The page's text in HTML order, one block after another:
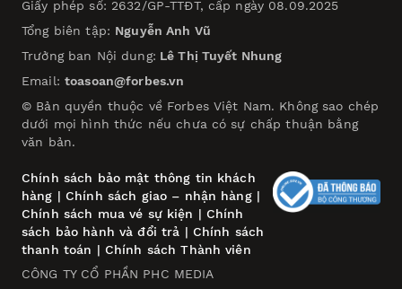
Giấy phép số: 2632/GP-TTĐT, cấp ngày 08.09.2025
Tổng biên tập: Nguyễn Anh Vũ
Trưởng ban Nội dung: Lê Thị Tuyết Nhung
Email: toasoan@forbes.vn
© Bản quyền thuộc về Forbes Việt Nam. Không sao chép
dưới mọi hình thức nếu chưa có sự chấp thuận bằng
văn bản.
Chính sách bảo mật thông tin khách
hàng | Chính sách giao – nhận hàng|
Chính sách mua vé sự kiện | Chính
sách bảo hành và đổi trả | Chính sách
thanh toán | Chính sách Thành viên
CÔNG TY CỔ PHẦN PHC MEDIA